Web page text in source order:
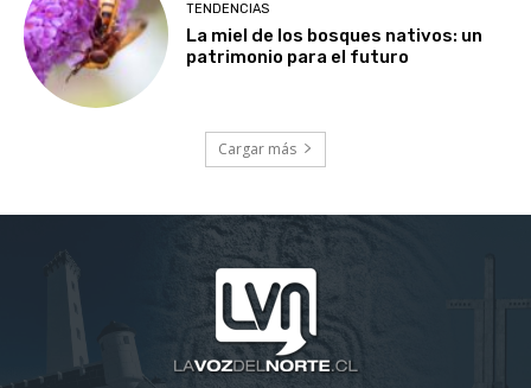
TENDENCIAS
La miel de los bosques nativos: un
patrimonio para el futuro
Cargar más